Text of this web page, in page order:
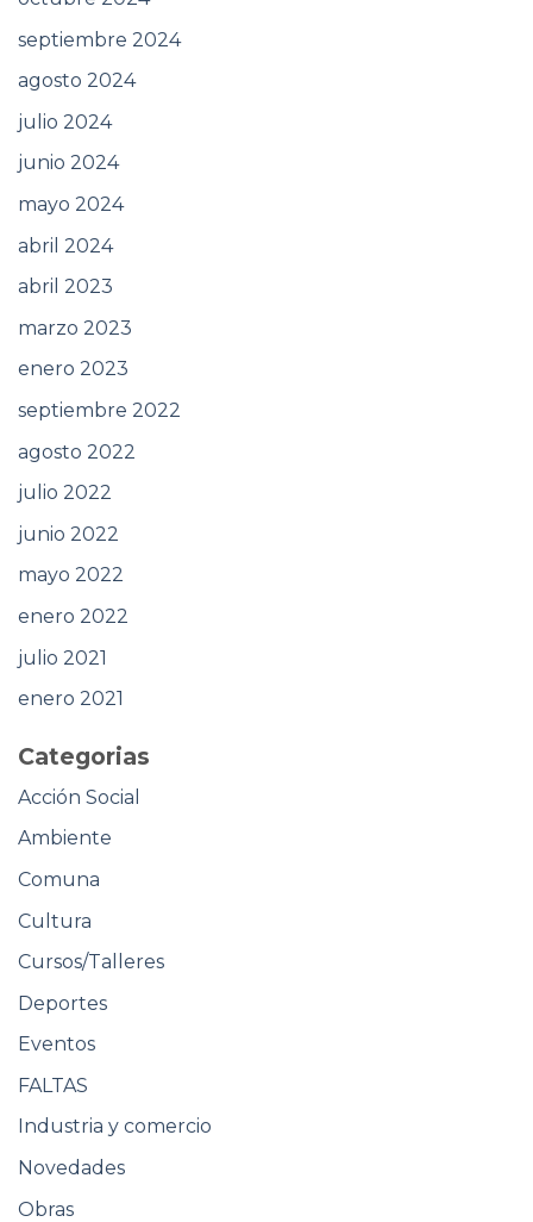
septiembre 2024
agosto 2024
julio 2024
junio 2024
mayo 2024
abril 2024
abril 2023
marzo 2023
enero 2023
septiembre 2022
agosto 2022
julio 2022
junio 2022
mayo 2022
enero 2022
julio 2021
enero 2021
Categorias
Acción Social
Ambiente
Comuna
Cultura
Cursos/Talleres
Deportes
Eventos
FALTAS
Industria y comercio
Novedades
Obras